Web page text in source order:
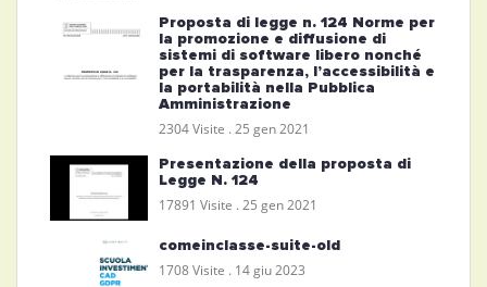
Proposta di legge n. 124 Norme per
la promozione e diffusione di
sistemi di software libero nonché
per la trasparenza, l’accessibilità e
la portabilità nella Pubblica
Amministrazione
2304 Visite . 25 gen 2021
Presentazione della proposta di
Legge N. 124
17891 Visite . 25 gen 2021
comeinclasse-suite-old
1708 Visite . 14 giu 2023